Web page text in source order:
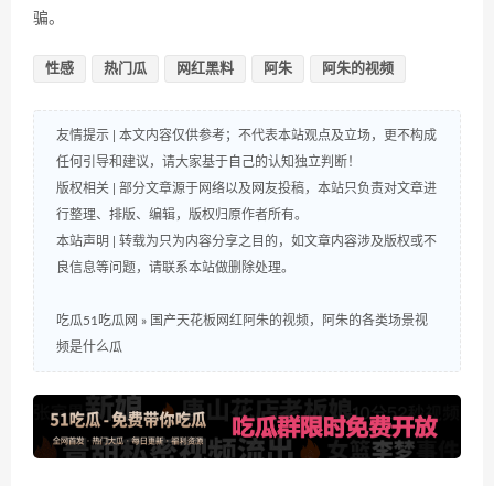
骗。
性感 热门瓜 网红黑料 阿朱 阿朱的视频
友情提示 | 本文内容仅供参考；不代表本站观点及立场，更不构成
任何引导和建议，请大家基于自己的认知独立判断！
版权相关 | 部分文章源于网络以及网友投稿，本站只负责对文章进
行整理、排版、编辑，版权归原作者所有。
本站声明 | 转载为只为内容分享之目的，如文章内容涉及版权或不
良信息等问题，请联系本站做删除处理。
吃瓜51吃瓜网 » 国产天花板网红阿朱的视频，阿朱的各类场景视
频是什么瓜